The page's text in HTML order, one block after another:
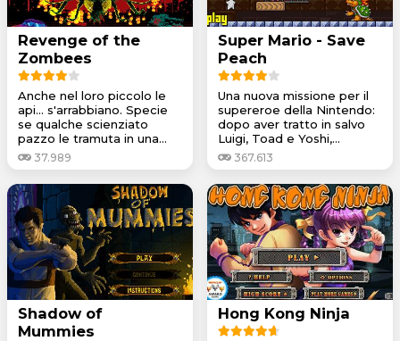
Revenge of the
Zombees
Anche nel loro piccolo le
api... s'arrabbiano. Specie
se qualche scienziato
pazzo le tramuta in una...
37.989
Super Mario - Save
Peach
Una nuova missione per il
supereroe della Nintendo:
dopo aver tratto in salvo
Luigi, Toad e Yoshi,...
367.613
Shadow of
Mummies
Hong Kong Ninja